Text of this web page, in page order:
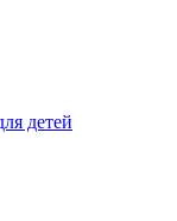
детей